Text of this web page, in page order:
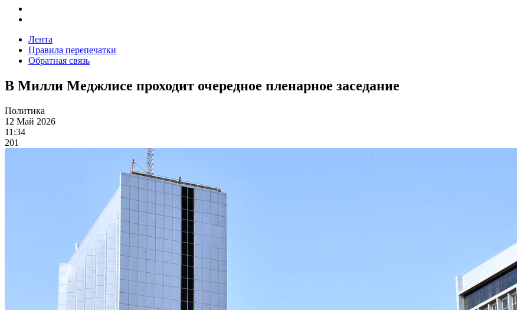
Лента
Правила перепечатки
Обратная связь
В Милли Меджлисе проходит очередное пленарное заседание
Политика
12 Май 2026
11:34
201